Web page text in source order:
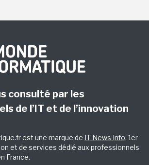
consulté par les
de l’IT et de l’innovation
est une marque de IT News Info, 1er
et de services dédié aux professionnels
France.